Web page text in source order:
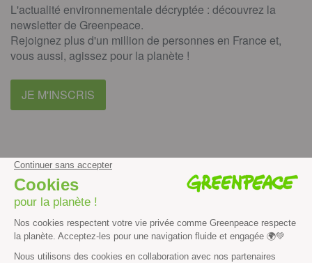
L'actualité environnementale décryptée : découvrez la
newsletter de Greenpeace.
Rejoignez plus d'un million de personnes en France et,
vous aussi, agissez pour la planète !
JE M'INSCRIS
instagramyoutube
Contenus et propriété intellectuelle
Mentions légales